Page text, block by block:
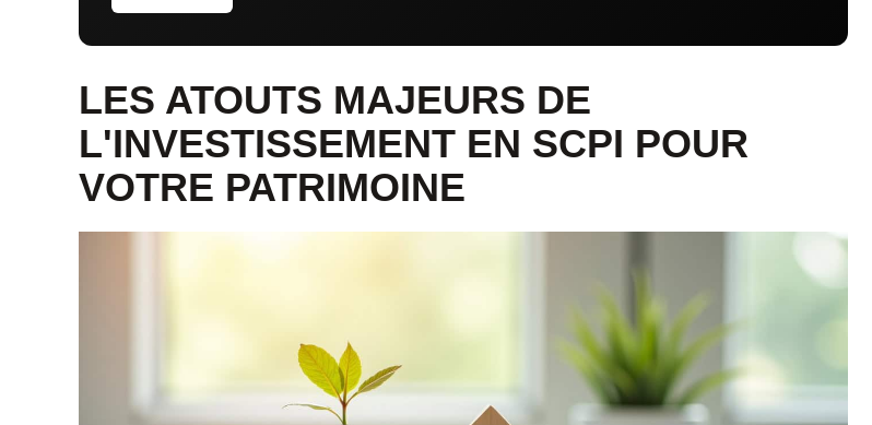
LES ATOUTS MAJEURS DE
L'INVESTISSEMENT EN SCPI POUR
VOTRE PATRIMOINE